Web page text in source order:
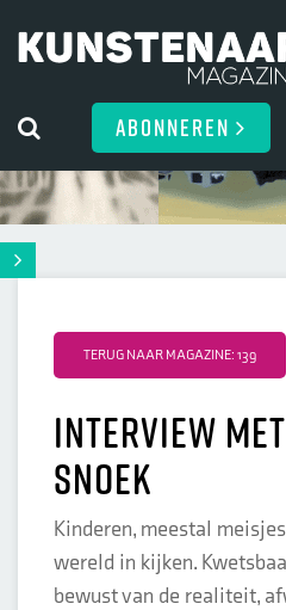
ABONNEREN
TERUG NAAR MAGAZINE: 139
Interview
Snoek
Kinderen, meestal
wereld in kijken.
bewust van de realiteit,